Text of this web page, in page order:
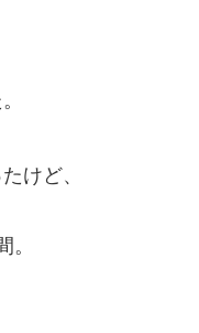
けど、
。